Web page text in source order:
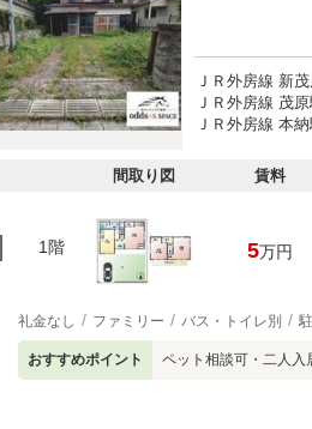
ＪＲ外房線 新
ＪＲ外房線 茂
ＪＲ外房線 本
間取り図 賃料
1階 5万円
礼金なし ファミリー バス・トイレ別
おすすめポイント ペット相談可・二人入